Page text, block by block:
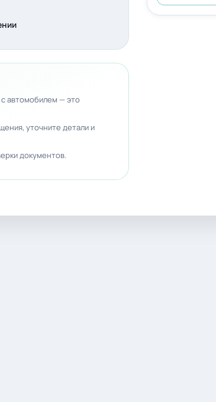
автомобилем — это
уточните детали и
документов.